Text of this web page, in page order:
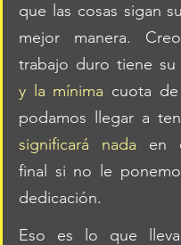
que las cosas sigan
mejor manera.
trabajo duro tiene su
y la mínima cuota
podamos llegar a
significará nada en
final si no le
dedicación.
Eso es lo que